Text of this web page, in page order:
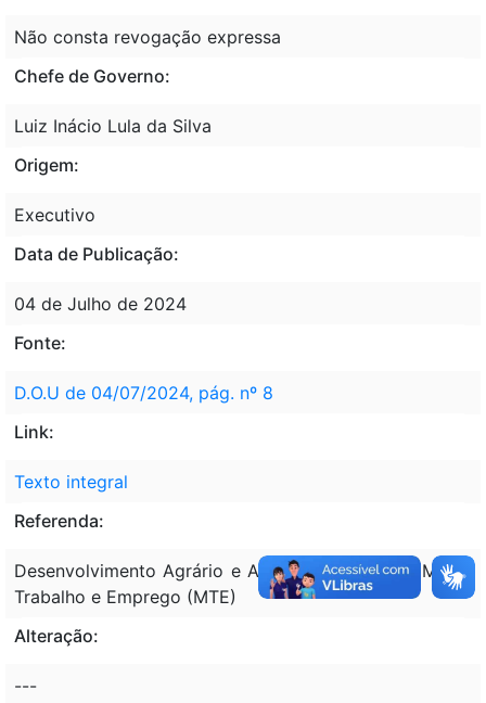
Não consta revogação expressa
Chefe de Governo:
Luiz Inácio Lula da Silva
Origem:
Executivo
Data de Publicação:
04 de Julho de 2024
Fonte:
D.O.U de 04/07/2024, pág. nº 8
Link:
Texto integral
Referenda:
Desenvolvimento Agrário e Agricultura Familiar (MDA);
Trabalho e Emprego (MTE)
Alteração:
---